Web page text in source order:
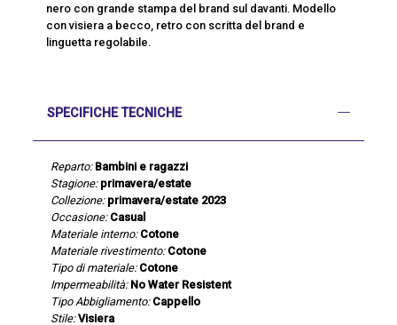
nero con grande stampa del brand sul davanti. Modello
con visiera a becco, retro con scritta del brand e
linguetta regolabile.
SPECIFICHE TECNICHE
Reparto: Bambini e ragazzi
Stagione: primavera/estate
Collezione: primavera/estate 2023
Occasione: Casual
Materiale interno: Cotone
Materiale rivestimento: Cotone
Tipo di materiale: Cotone
Impermeabilità: No Water Resistent
Tipo Abbigliamento: Cappello
Stile: Visiera